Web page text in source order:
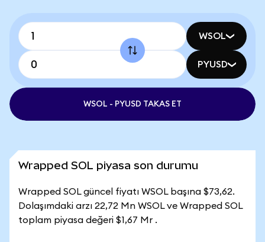
WSOL
PYUSD
WSOL - PYUSD TAKAS ET
Wrapped SOL piyasa son durumu
Wrapped SOL güncel fiyatı WSOL başına $73,62.
Dolaşımdaki arzı 22,72 Mn WSOL ve Wrapped SOL
toplam piyasa değeri $1,67 Mr .